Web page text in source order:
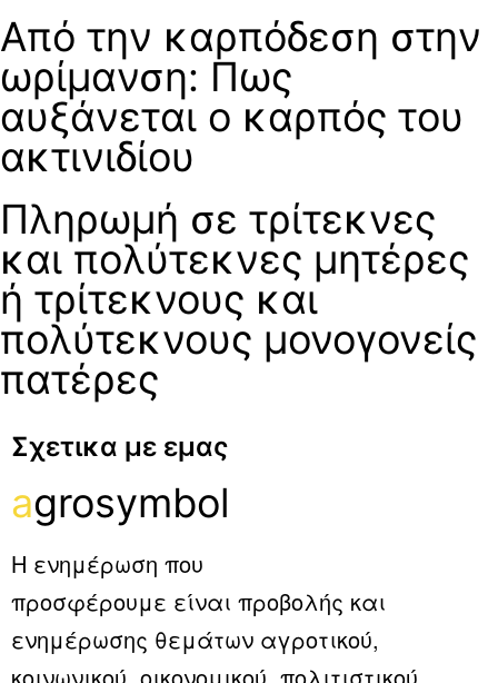
Από την καρπόδεση στην
ωρίμανση: Πως
αυξάνεται ο καρπός του
ακτινιδίου
Πληρωμή σε τρίτεκνες
και πολύτεκνες μητέρες
ή τρίτεκνους και
πολύτεκνους μονογονείς
πατέρες
Σχετικα με εμας
agrosymbol
Η ενημέρωση που
προσφέρουμε είναι προβολής και
ενημέρωσης θεμάτων αγροτικού,